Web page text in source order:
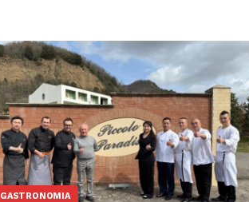
GASTRONOMIA